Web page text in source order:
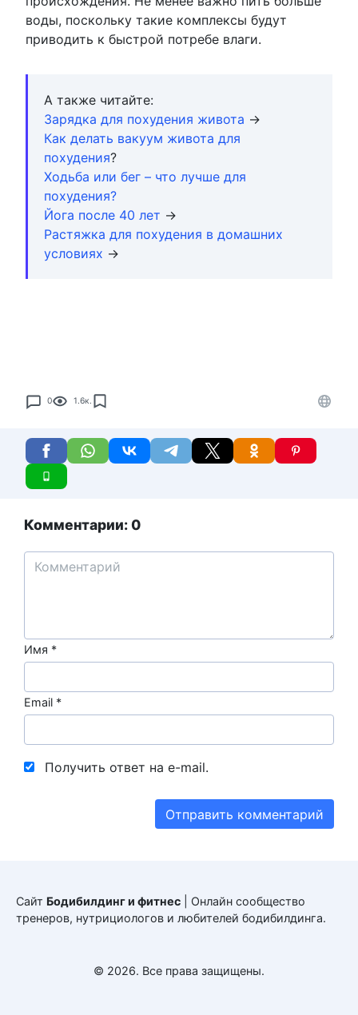
воды, поскольку такие комплексы будут
приводить к быстрой потребе влаги.
А также читайте:
Зарядка для похудения живота →
Как делать вакуум живота для
похудения?
Ходьба или бег – что лучше для
похудения?
Йога после 40 лет →
Растяжка для похудения в домашних
условиях →
0 1.6к.
Комментарии: 0
Имя *
Email *
Получить ответ на e-mail.
Сайт Бодибилдинг и фитнес | Онлайн сообщество
тренеров, нутрициологов и любителей бодибилдинга.
© 2026. Все права защищены.